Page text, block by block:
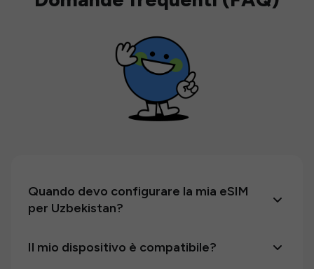
Quando devo configurare la mia eSIM
per Uzbekistan?
Il mio dispositivo è compatibile?